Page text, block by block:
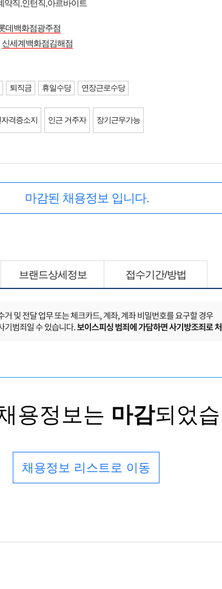
약직,인턴직,아르바이트
데백화점광주점
신세계백화점김해점
퇴직금 휴일수당 연장근로수당
격증소지 인근 거주자 장기근무가능
마감된 채용정보 입니다.
브랜드상세정보 접수기간/방법
용정보는 마감되었
채용정보 리스트로 이동